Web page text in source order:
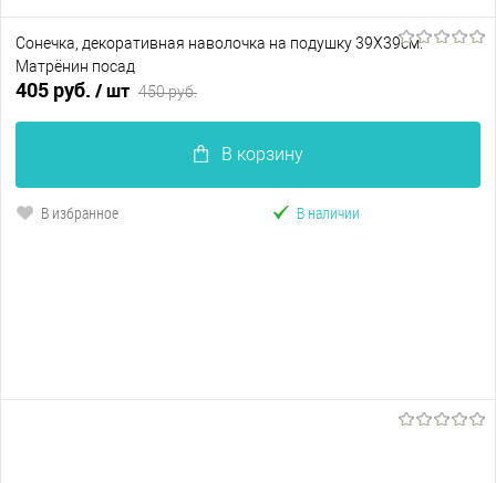
Сонечка, декоративная наволочка на подушку 39Х39см.
Матрёнин посад
405 руб. / шт 450 руб.
В корзину
В избранное В наличии